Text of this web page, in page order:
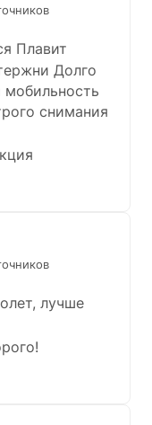
Плавит
Долго
снимания
лучше